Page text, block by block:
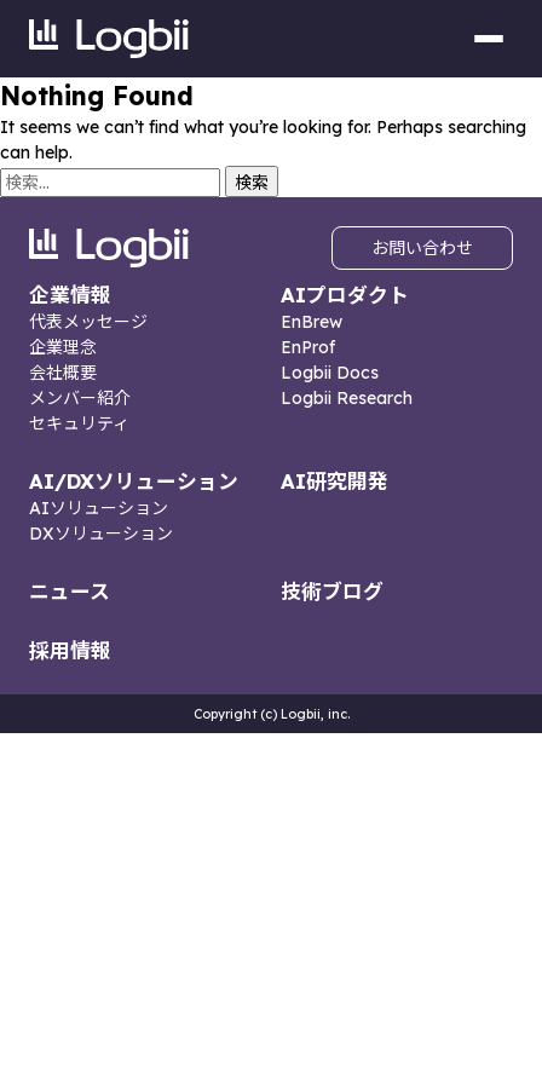
Nothing Found
It seems we can’t find what you’re looking for. Perhaps searching
can help.
検
索:
お問い合わせ
企業情報
代表メッセージ
企業理念
会社概要
メンバー紹介
セキュリティ
AIプロダクト
EnBrew
EnProf
Logbii Docs
Logbii Research
AI/DXソリューション
AIソリューション
DXソリューション
AI研究開発
ニュース 技術ブログ
採用情報
Copyright (c) Logbii, inc.